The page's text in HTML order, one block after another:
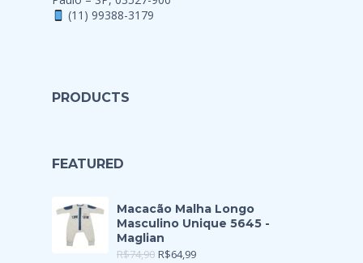
(11) 99388-3179
PRODUCTS
FEATURED
Macacão Malha Longo
Masculino Unique 5645 -
Maglian
R$74,90 R$64,99